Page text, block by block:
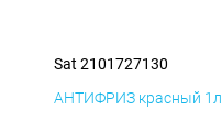
Sat 2101727130
АНТИФРИЗ красный 1л.